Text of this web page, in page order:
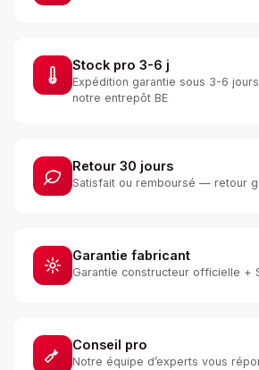
Stock pro 3-6 j
Expédition garantie sous 3-6
notre entrepôt BE
Retour 30 jours
Satisfait ou remboursé — retour
Garantie fabricant
Garantie constructeur officielle +
Conseil pro
Notre équipe d’experts vous